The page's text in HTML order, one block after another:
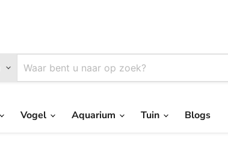
Vogel Aquarium Tuin Blogs